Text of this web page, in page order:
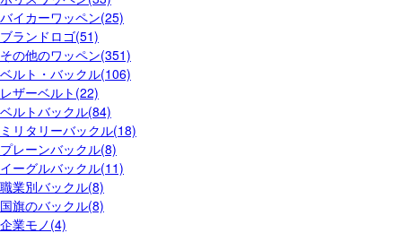
バイカーワッペン(25)
ブランドロゴ(51)
その他のワッペン(351)
ベルト・バックル(106)
レザーベルト(22)
ベルトバックル(84)
ミリタリーバックル(18)
プレーンバックル(8)
イーグルバックル(11)
職業別バックル(8)
国旗のバックル(8)
企業モノ(4)